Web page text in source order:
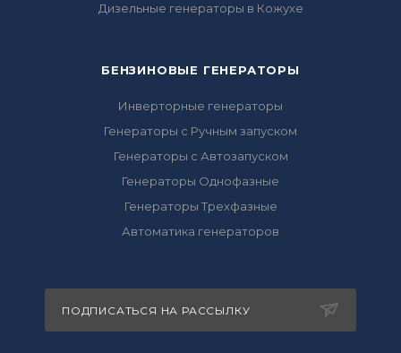
Дизельные генераторы в Кожухе
БЕНЗИНОВЫЕ ГЕНЕРАТОРЫ
Инверторные генераторы
Генераторы с Ручным запуском
Генераторы с Автозапуском
Генераторы Однофазные
Генераторы Трехфазные
Автоматика генераторов
ПОДПИСАТЬСЯ НА РАССЫЛКУ